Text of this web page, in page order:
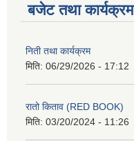
बजेट तथा कार्यक्रम
निती तथा कार्यक्रम
मिति: 06/29/2026 - 17:12
रातो किताव (RED BOOK)
मिति: 03/20/2024 - 11:26